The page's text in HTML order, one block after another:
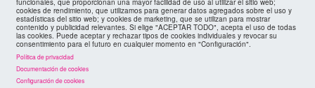
funcionales, que proporcionan una mayor facilidad de uso al utilizar el sitio web;
cookies de rendimiento, que utilizamos para generar datos agregados sobre el uso y
estadísticas del sitio web; y cookies de marketing, que se utilizan para mostrar
contenido y publicidad relevantes. Si elige "ACEPTAR TODO", acepta el uso de todas
las cookies. Puede aceptar y rechazar tipos de cookies individuales y revocar su
consentimiento para el futuro en cualquier momento en "Configuración".
Política de privacidad
Documentación de cookies
Configuración de cookies
FMC
políticas de privacidad
cookies